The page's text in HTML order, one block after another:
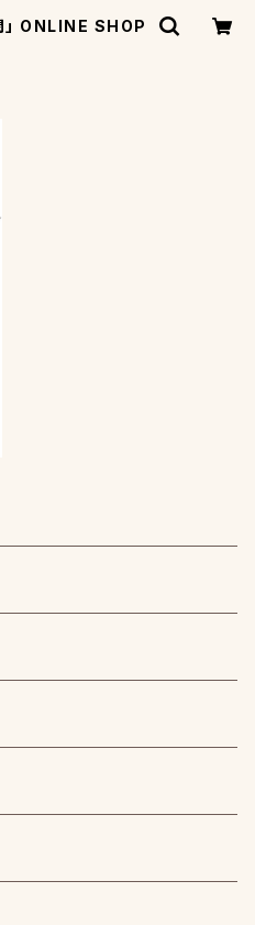
」 ONLINE SHOP